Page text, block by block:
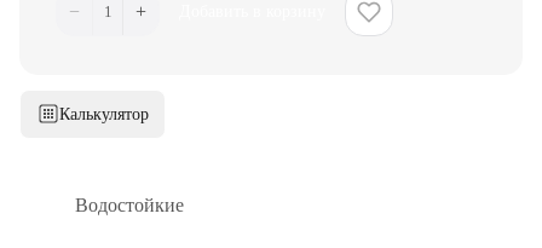
− 1 +
Калькулятор
Водостойкие